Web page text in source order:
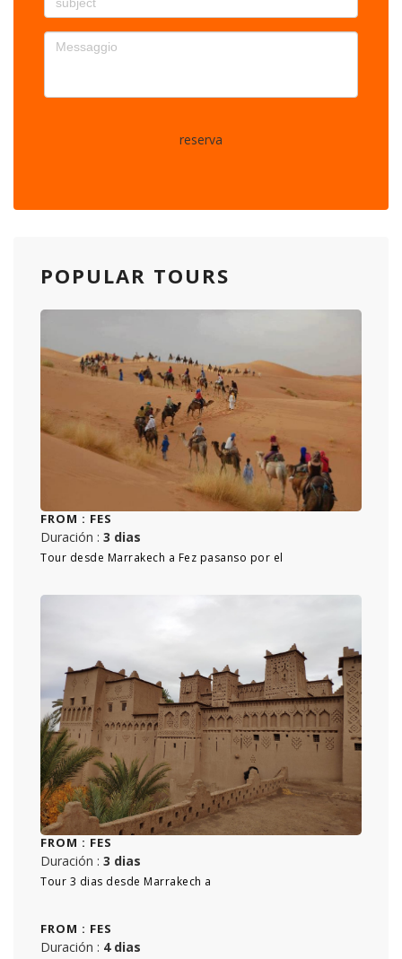
reserva
POPULAR TOURS
FROM : FES
Duración : 3 dias
Tour desde Marrakech a Fez pasanso por el
FROM : FES
Duración : 3 dias
Tour 3 dias desde Marrakech a
FROM : FES
Duración : 4 dias